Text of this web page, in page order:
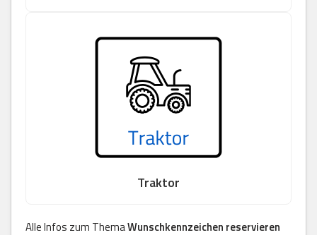
Traktor
Alle Infos zum ThemaWunschkennzeichen reservieren